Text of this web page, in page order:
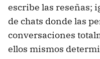
escribe las reseñas;
de chats donde las
conversaciones
ellos mismos